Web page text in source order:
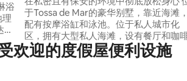
浴
理
于Tossa de Mar的豪华别墅，靠近海滩，
配有按摩浴缸和泳池。位于私人城市化
区，拥有大型私人海滩，设有餐厅和咖
馆。 房源位于大自然中，可欣赏到托萨德
马小镇附近的最佳海景。 房源共有4间带卫
欢迎的度假屋便利设施